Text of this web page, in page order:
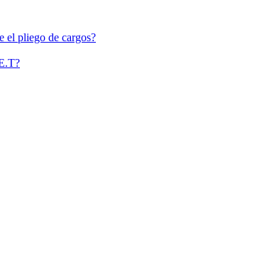
el pliego de cargos?